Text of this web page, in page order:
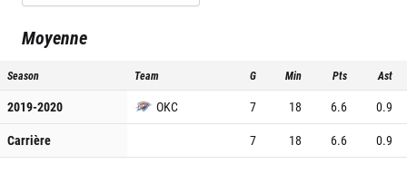
Moyenne
Season Team G Min Pts Ast
2019-2020 OKC 7 18 6.6
0.9
Carrière
7 18 6.6 0.9